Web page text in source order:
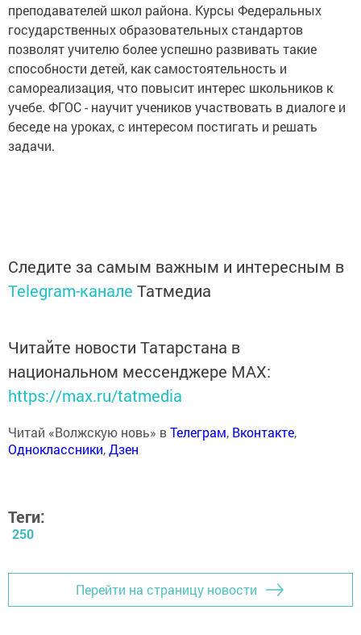
преподавателей школ района. Курсы Федеральных
государственных образовательных стандартов
позволят учителю более успешно развивать такие
способности детей, как самостоятельность и
самореализация, что повысит интерес школьников к
учебе. ФГОС - научит учеников участвовать в диалоге и
беседе на уроках, с интересом постигать и решать
задачи.
Следите за самым важным и интересным в
Telegram-канале Татмедиа
Читайте новости Татарстана в
национальном мессенджере MАХ:
https://max.ru/tatmedia
Читай «Волжскую новь» вТелеграм, Вконтакте,
Одноклассники,Дзен
Теги:
250
Перейти на страницу новости